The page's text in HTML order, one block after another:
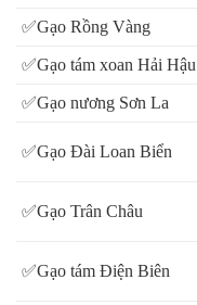
✅Gạo Rồng Vàng
✅Gạo tám xoan Hải Hậu
✅Gạo nương Sơn La
✅Gạo Đài Loan Biển
✅Gạo Trân Châu
✅Gạo tám Điện Biên